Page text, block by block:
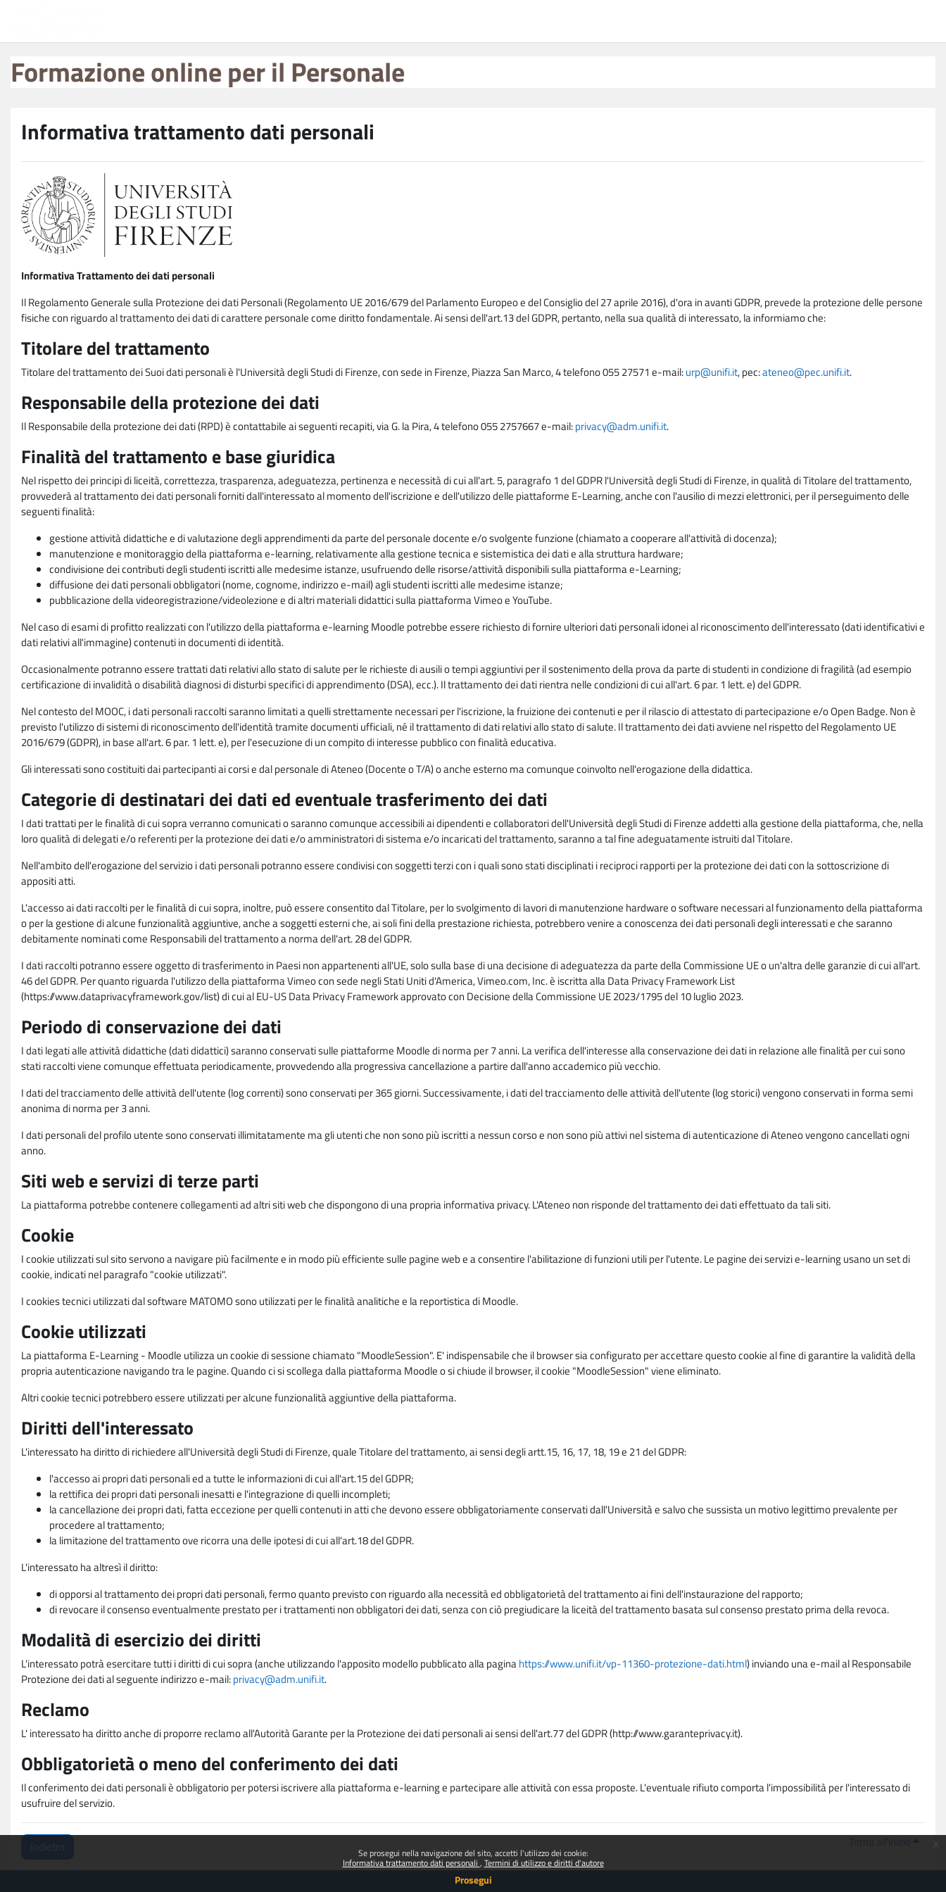
Se prosegui nella navigazione del sito, accetti l'utilizzo dei cookie:
Informativa trattamento dati personali Termini di utilizzo e diritti d'autore
Prosegui
Formazione online per il Personale
Informativa trattamento dati personali
Informativa Trattamento dei dati personali
Il Regolamento Generale sulla Protezione dei dati Personali (Regolamento UE 2016/679 del Parlamento Europeo e del Consiglio del 27 aprile 2016), d'ora in avanti GDPR, prevede la protezione delle persone
fisiche con riguardo al trattamento dei dati di carattere personale come diritto fondamentale. Ai sensi dell'art.13 del GDPR, pertanto, nella sua qualità di interessato, la informiamo che:
Titolare del trattamento
Titolare del trattamento dei Suoi dati personali è l'Università degli Studi di Firenze, con sede in Firenze, Piazza San Marco, 4 telefono 055 27571 e-mail:urp@unifi.it, pec:ateneo@pec.unifi.it.
Responsabile della protezione dei dati
Il Responsabile della protezione dei dati (RPD) è contattabile ai seguenti recapiti, via G. la Pira, 4 telefono 055 2757667 e-mail:privacy@adm.unifi.it.
Finalità del trattamento e base giuridica
Nel rispetto dei principi di liceità, correttezza, trasparenza, adeguatezza, pertinenza e necessità di cui all'art. 5, paragrafo 1 del GDPR l'Università degli Studi di Firenze, in qualità di Titolare del trattamento,
provvederà al trattamento dei dati personali forniti dall'interessato al momento dell'iscrizione e dell'utilizzo delle piattaforme E-Learning, anche con l'ausilio di mezzi elettronici, per il perseguimento delle
seguenti finalità:
gestione attività didattiche e di valutazione degli apprendimenti da parte del personale docente e/o svolgente funzione (chiamato a cooperare all'attività di docenza);
manutenzione e monitoraggio della piattaforma e-learning, relativamente alla gestione tecnica e sistemistica dei dati e alla struttura hardware;
condivisione dei contributi degli studenti iscritti alle medesime istanze, usufruendo delle risorse/attività disponibili sulla piattaforma e-Learning;
diffusione dei dati personali obbligatori (nome, cognome, indirizzo e-mail) agli studenti iscritti alle medesime istanze;
pubblicazione della videoregistrazione/videolezione e di altri materiali didattici sulla piattaforma Vimeo e YouTube.
Nel caso di esami di profitto realizzati con l'utilizzo della piattaforma e-learning Moodle potrebbe essere richiesto di fornire ulteriori dati personali idonei al riconoscimento dell'interessato (dati identificativi e
dati relativi all'immagine) contenuti in documenti di identità.
Occasionalmente potranno essere trattati dati relativi allo stato di salute per le richieste di ausili o tempi aggiuntivi per il sostenimento della prova da parte di studenti in condizione di fragilità (ad esempio
certificazione di invalidità o disabilità diagnosi di disturbi specifici di apprendimento (DSA), ecc.). Il trattamento dei dati rientra nelle condizioni di cui all'art. 6 par. 1 lett. e) del GDPR.
Nel contesto del MOOC, i dati personali raccolti saranno limitati a quelli strettamente necessari per l'iscrizione, la fruizione dei contenuti e per il rilascio di attestato di partecipazione e/o Open Badge. Non è
previsto l'utilizzo di sistemi di riconoscimento dell'identità tramite documenti ufficiali, né il trattamento di dati relativi allo stato di salute. Il trattamento dei dati avviene nel rispetto del Regolamento UE
2016/679 (GDPR), in base all'art. 6 par. 1 lett. e), per l'esecuzione di un compito di interesse pubblico con finalità educativa.
Gli interessati sono costituiti dai partecipanti ai corsi e dal personale di Ateneo (Docente o T/A) o anche esterno ma comunque coinvolto nell'erogazione della didattica.
Categorie di destinatari dei dati ed eventuale trasferimento dei dati
I dati trattati per le finalità di cui sopra verranno comunicati o saranno comunque accessibili ai dipendenti e collaboratori dell'Università degli Studi di Firenze addetti alla gestione della piattaforma, che, nella
loro qualità di delegati e/o referenti per la protezione dei dati e/o amministratori di sistema e/o incaricati del trattamento, saranno a tal fine adeguatamente istruiti dal Titolare.
Nell'ambito dell'erogazione del servizio i dati personali potranno essere condivisi con soggetti terzi con i quali sono stati disciplinati i reciproci rapporti per la protezione dei dati con la sottoscrizione di
appositi atti.
L'accesso ai dati raccolti per le finalità di cui sopra, inoltre, può essere consentito dal Titolare, per lo svolgimento di lavori di manutenzione hardware o software necessari al funzionamento della piattaforma
o per la gestione di alcune funzionalità aggiuntive, anche a soggetti esterni che, ai soli fini della prestazione richiesta, potrebbero venire a conoscenza dei dati personali degli interessati e che saranno
debitamente nominati come Responsabili del trattamento a norma dell'art. 28 del GDPR.
I dati raccolti potranno essere oggetto di trasferimento in Paesi non appartenenti all'UE, solo sulla base di una decisione di adeguatezza da parte della Commissione UE o un'altra delle garanzie di cui all'art.
46 del GDPR. Per quanto riguarda l'utilizzo della piattaforma Vimeo con sede negli Stati Uniti d'America, Vimeo.com, Inc. è iscritta alla Data Privacy Framework List
(https://www.dataprivacyframework.gov/list) di cui al EU-US Data Privacy Framework approvato con Decisione della Commissione UE 2023/1795 del 10 luglio 2023.
Periodo di conservazione dei dati
I dati legati alle attività didattiche (dati didattici) saranno conservati sulle piattaforme Moodle di norma per 7 anni. La verifica dell'interesse alla conservazione dei dati in relazione alle finalità per cui sono
stati raccolti viene comunque effettuata periodicamente, provvedendo alla progressiva cancellazione a partire dall'anno accademico più vecchio.
I dati del tracciamento delle attività dell'utente (log correnti) sono conservati per 365 giorni. Successivamente, i dati del tracciamento delle attività dell'utente (log storici) vengono conservati in forma semi
anonima di norma per 3 anni.
I dati personali del profilo utente sono conservati illimitatamente ma gli utenti che non sono più iscritti a nessun corso e non sono più attivi nel sistema di autenticazione di Ateneo vengono cancellati ogni
anno.
Siti web e servizi di terze parti
La piattaforma potrebbe contenere collegamenti ad altri siti web che dispongono di una propria informativa privacy. L'Ateneo non risponde del trattamento dei dati effettuato da tali siti.
Cookie
I cookie utilizzati sul sito servono a navigare più facilmente e in modo più efficiente sulle pagine web e a consentire l'abilitazione di funzioni utili per l'utente. Le pagine dei servizi e-learning usano un set di
cookie, indicati nel paragrafo "cookie utilizzati".
I cookies tecnici utilizzati dal software MATOMO sono utilizzati per le finalità analitiche e la reportistica di Moodle.
Cookie utilizzati
La piattaforma E-Learning - Moodle utilizza un cookie di sessione chiamato "MoodleSession". E' indispensabile che il browser sia configurato per accettare questo cookie al fine di garantire la validità della
propria autenticazione navigando tra le pagine. Quando ci si scollega dalla piattaforma Moodle o si chiude il browser, il cookie "MoodleSession" viene eliminato.
Altri cookie tecnici potrebbero essere utilizzati per alcune funzionalità aggiuntive della piattaforma.
Diritti dell'interessato
L'interessato ha diritto di richiedere all'Università degli Studi di Firenze, quale Titolare del trattamento, ai sensi degli artt.15, 16, 17, 18, 19 e 21 del GDPR:
l'accesso ai propri dati personali ed a tutte le informazioni di cui all'art.15 del GDPR;
la rettifica dei propri dati personali inesatti e l'integrazione di quelli incompleti;
la cancellazione dei propri dati, fatta eccezione per quelli contenuti in atti che devono essere obbligatoriamente conservati dall'Università e salvo che sussista un motivo legittimo prevalente per
procedere al trattamento;
la limitazione del trattamento ove ricorra una delle ipotesi di cui all'art.18 del GDPR.
L'interessato ha altresì il diritto:
di opporsi al trattamento dei propri dati personali, fermo quanto previsto con riguardo alla necessità ed obbligatorietà del trattamento ai fini dell'instaurazione del rapporto;
di revocare il consenso eventualmente prestato per i trattamenti non obbligatori dei dati, senza con ciò pregiudicare la liceità del trattamento basata sul consenso prestato prima della revoca.
Modalità di esercizio dei diritti
L'interessato potrà esercitare tutti i diritti di cui sopra (anche utilizzando l'apposito modello pubblicato alla paginahttps://www.unifi.it/vp-11360-protezione-dati.html) inviando una e-mail al Responsabile
Protezione dei dati al seguente indirizzo e-mail:privacy@adm.unifi.it.
Reclamo
L' interessato ha diritto anche di proporre reclamo all'Autorità Garante per la Protezione dei dati personali ai sensi dell'art.77 del GDPR (http://www.garanteprivacy.it).
Obbligatorietà o meno del conferimento dei dati
Il conferimento dei dati personali è obbligatorio per potersi iscrivere alla piattaforma e-learning e partecipare alle attività con essa proposte. L'eventuale rifiuto comporta l'impossibilità per l'interessato di
usufruire del servizio.
Indietro Torna all'inizio